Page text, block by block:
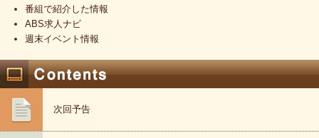
番組で紹介した情報
ABS求人ナビ
週末イベント情報
次回予告